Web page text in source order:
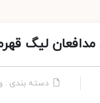
لیگ
دسته بندی :